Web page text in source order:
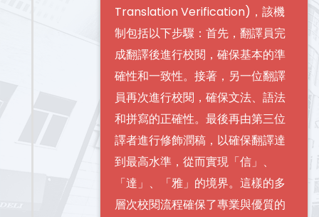
Translation Verification)，該機
制包括以下步驟：首先，翻譯員完
成翻譯後進行校閱，確保基本的準
確性和一致性。接著，另一位翻譯
員再次進行校閱，確保文法、語法
和拼寫的正確性。最後再由第三位
譯者進行修飾潤稿，以確保翻譯達
到最高水準，從而實現「信」、
「達」、「雅」的境界。這樣的多
層次校閱流程確保了專業與優質的